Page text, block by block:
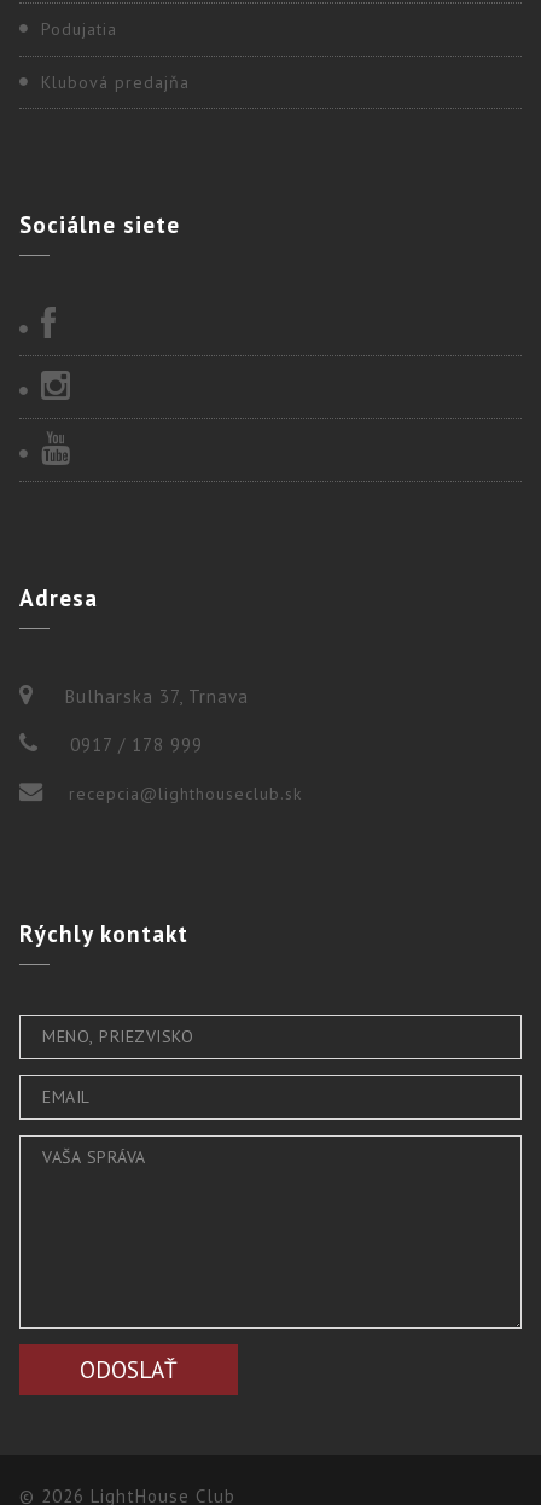
Podujatia
Klubová predajňa
Sociálne siete
Adresa
Bulharska 37, Trnava
0917 / 178 999
recepcia@lighthouseclub.sk
Rýchlykontakt
© 2026 LightHouse Club